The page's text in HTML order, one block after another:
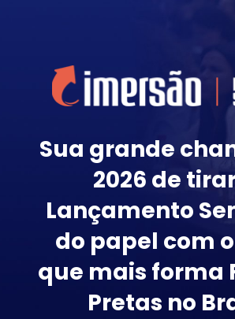
Sua grande
2026 de
Lançamento
do papel com
que mais forma
Pretas no